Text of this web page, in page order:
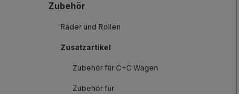
Zubehör
Räder und Rollen
Zusatzartikel
Zubehör für C+C Wagen
Zubehör für